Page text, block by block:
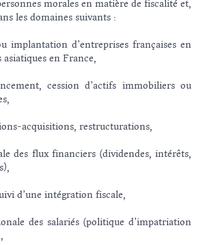
morales en matière de fiscalité et,
les domaines suivants :
implantation d’entreprises françaises en
asiatiques en France,
cession d’actifs immobiliers ou
acquisitions, restructurations,
des flux financiers (dividendes, intérêts,
d’une intégration fiscale,
des salariés (politique d’impatriation